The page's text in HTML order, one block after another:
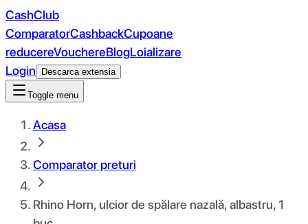
CashClub
ComparatorCashbackCupoane
reducereVouchereBlogLoializare
Login
Descarca extensia
Toggle menu
Acasa
Comparator preturi
Rhino Horn, ulcior de spălare nazală, albastru, 1